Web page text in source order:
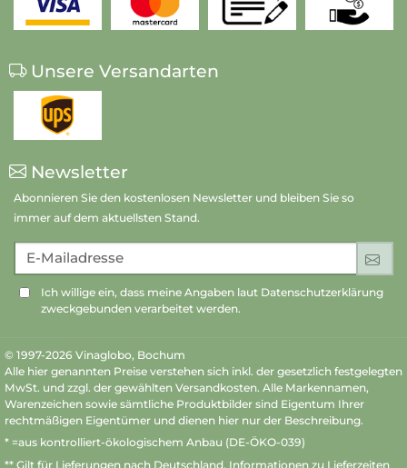
Unsere Versandarten
Newsletter
Abonnieren Sie den kostenlosen Newsletter und bleiben Sie so
immer auf dem aktuellsten Stand.
E-Mailadresse
Ich willige ein, dass meine Angaben laut Datenschutzerklärung
zweckgebunden verarbeitet werden.
© 1997-2026 Vinaglobo, Bochum
Alle hier genannten Preise verstehen sich inkl. der gesetzlich festgelegten
MwSt. und zzgl. der gewählten Versandkosten. Alle Markennamen,
Warenzeichen sowie sämtliche Produktbilder sind Eigentum Ihrer
rechtmäßigen Eigentümer und dienen hier nur der Beschreibung.
* =aus kontrolliert-ökologischem Anbau (DE-ÖKO-039)
** Gilt für Lieferungen nach Deutschland. Informationen zu Lieferzeiten